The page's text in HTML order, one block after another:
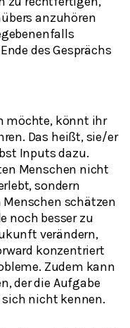
anzuhören
des Gesprächs
möchte, könnt ihr
Das heißt, sie/er
Inputs dazu.
Menschen nicht
sondern
schätzen
noch besser zu
verändern,
konzentriert
Zudem kann
der die Aufgabe
sich nicht kennen.